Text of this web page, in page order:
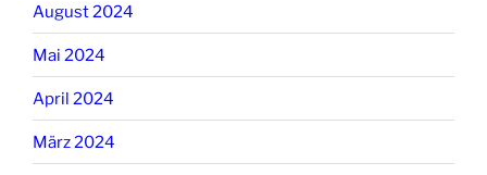
August 2024
Mai 2024
April 2024
März 2024